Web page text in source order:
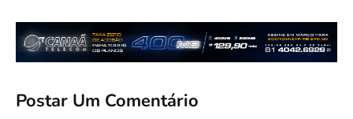
Postar Um Comentário